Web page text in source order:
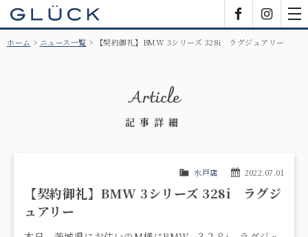
ホーム ニュース一覧 【契約御礼】BMW 3シリーズ 328i ラグジュアリー
Article
記事詳細
2022.07.01
水戸店
【契約御礼】BMW 3シリーズ 328i ラグジ
ュアリー